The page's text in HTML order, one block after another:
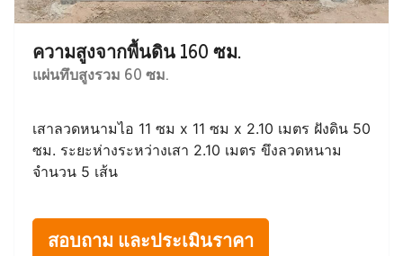
ความสูงจากพื้นดิน 160 ซม.
แผ่นทึบสูงรวม 60 ซม.
เสาลวดหนามไอ 11 ซม x 11 ซม x 2.10 เมตร ฝังดิน 50
ซม. ระยะห่างระหว่างเสา 2.10 เมตร ขึงลวดหนาม
จำนวน 5 เส้น
สอบถาม และประเมินราคา